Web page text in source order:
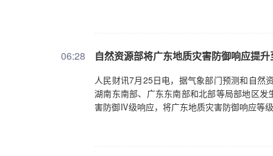
06:28 自然资源部将广东地质灾害防御响应提
人民财讯7月25日电，据气象部门预测和自然
湖南东南部、广东东南部和北部等局部地区
害防御Ⅳ级响应，将广东地质灾害防御响应